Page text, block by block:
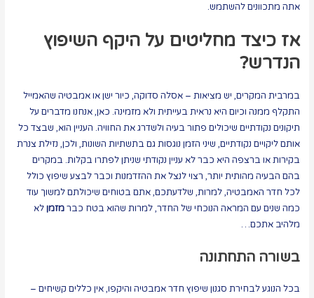
אתה מתכוונים להשתמש.
אז כיצד מחליטים על היקף השיפוץ
הנדרש?
במרבית המקרים, יש מציאות – אסלה סדוקה, כיור ישן או אמבטיה שהאמייל
התקלף ממנה וכיום היא נראית בעייתית ולא מזמינה. כאן, אנחנו מדברים על
תיקונים נקודתיים שיכולים פתור בעיה ולשדרג את החוויה. העניין הוא, שבצד כל
אותם ליקויים נקודתיים, שיני הזמן נוגסות גם בתשתיות השונות, ולכן, נזילת צנרת
בקירות או ברצפה היא כבר לא עניין נקודתי שניתן לפתרו בקלות. במקרים
בהם הבעיה מהותית יותר, רצוי לנצל את ההזדמנות וכבר לבצע שיפוץ כולל
לכל חדר האמבטיה, למרות, שלדעתכם, אתם בטוחים שיכולתם למשוך עוד
כמה שנים עם המראה הנוכחי של החדר, למרות שהוא בטח כברמזמןלא
מלהיב אתכם…
בשורה התחתונה
בכל הנוגע לבחירת סגנון שיפוץ חדר אמבטיה והיקפו, אין כללים קשיחים –